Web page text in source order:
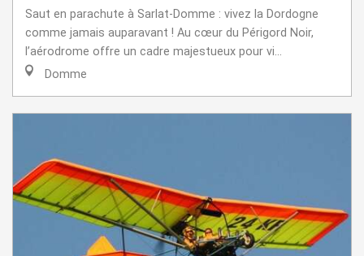
Saut en parachute à Sarlat-Domme : vivez la Dordogne
comme jamais auparavant ! Au cœur du Périgord Noir,
l’aérodrome offre un cadre majestueux pour vi...
Domme